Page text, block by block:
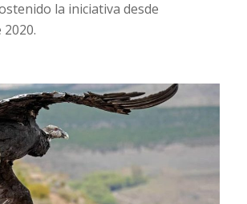
la iniciativa desde